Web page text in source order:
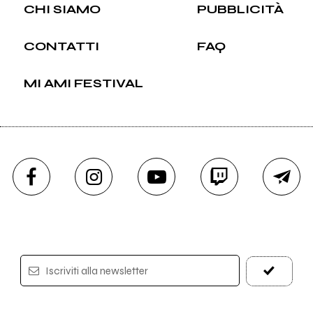
CHI SIAMO PUBBLICITÀ
CONTATTI FAQ
MI AMI FESTIVAL
Iscriviti alla newsletter